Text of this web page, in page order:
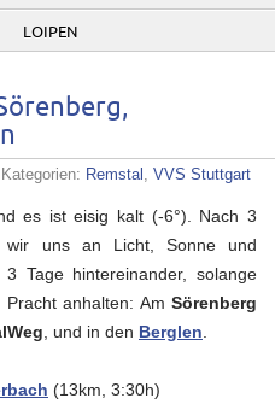
LOIPEN
Kategorien: Remstal , VVS Stuttgart
es ist eisig kalt (-6°). Nach 3
wir uns an Licht, Sonne und
Tage hintereinander, solange
anhalten: Am Sörenberg
, und in den Berglen
(13km, 3:30h)